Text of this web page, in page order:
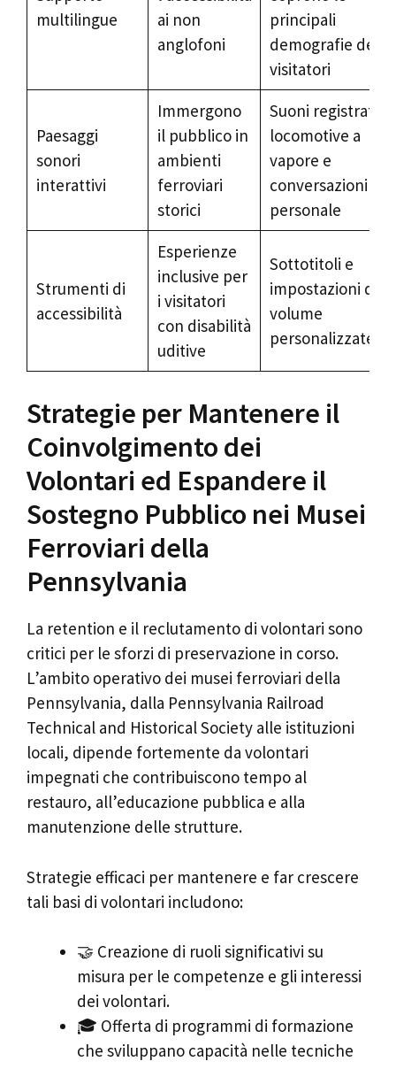
multilingue
ai non
anglofoni
principali
demografie dei
visitatori
Paesaggi
sonori
interattivi
Immergono
il pubblico in
ambienti
ferroviari
storici
Suoni registrati di
locomotive a
vapore e
conversazioni del
personale
Strumenti di
accessibilità
Esperienze
inclusive per
i visitatori
con disabilità
uditive
Sottotitoli e
impostazioni di
volume
personalizzate
Strategie per Mantenere il
Coinvolgimento dei
Volontari ed Espandere il
Sostegno Pubblico nei Musei
Ferroviari della
Pennsylvania
La retention e il reclutamento di volontari sono
critici per le sforzi di preservazione in corso.
L’ambito operativo dei musei ferroviari della
Pennsylvania, dalla Pennsylvania Railroad
Technical and Historical Society alle istituzioni
locali, dipende fortemente da volontari
impegnati che contribuiscono tempo al
restauro, all’educazione pubblica e alla
manutenzione delle strutture.
Strategie efficaci per mantenere e far crescere
tali basi di volontari includono:
🤝 Creazione di ruoli significativi su
misura per le competenze e gli interessi
dei volontari.
🎓 Offerta di programmi di formazione
che sviluppano capacità nelle tecniche